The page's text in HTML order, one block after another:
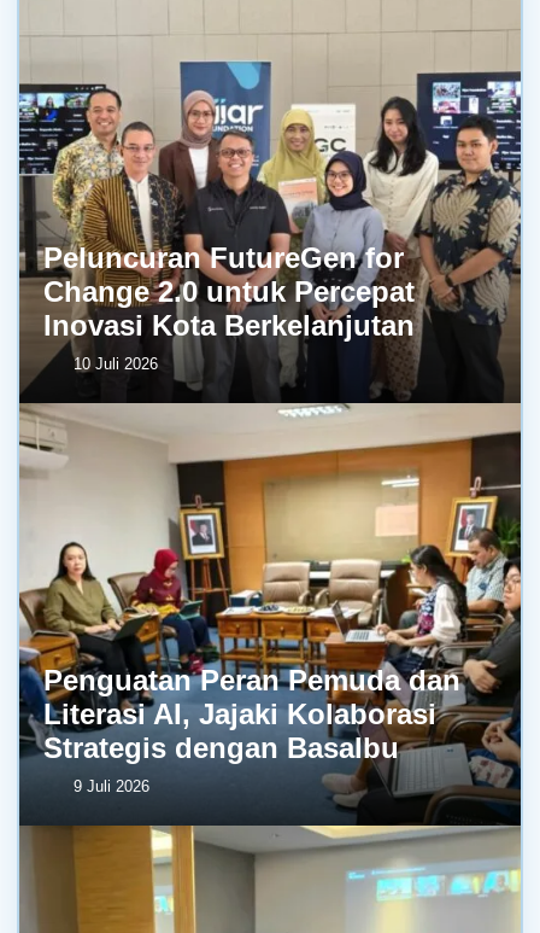
Peluncuran FutureGen for
Change 2.0 untuk Percepat
Inovasi Kota Berkelanjutan
10 Juli 2026
Penguatan Peran Pemuda dan
Literasi AI, Jajaki Kolaborasi
Strategis dengan BasaIbu
9 Juli 2026